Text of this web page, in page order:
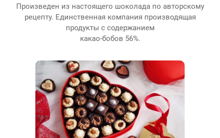
Произведен из настоящего шоколада по авторскому
рецепту. Единственная компания производящая
продукты с содержанием
какао-бобов 56%.